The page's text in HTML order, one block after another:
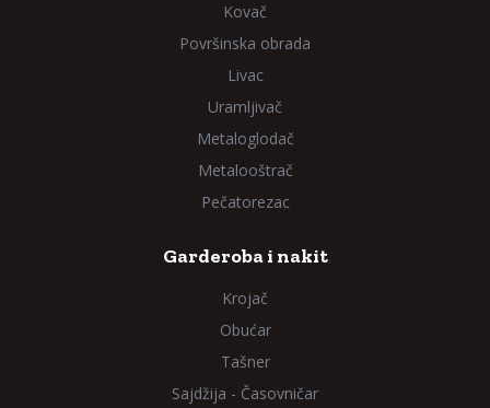
Kovač
Površinska obrada
Livac
Uramljivač
Metaloglodač
Metalooštrač
Pečatorezac
Garderoba i nakit
Krojač
Obućar
Tašner
Sajdžija - Časovničar